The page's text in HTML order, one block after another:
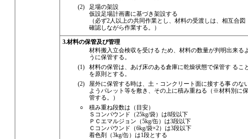
(2)
足場の架設
仮設足場計画書に基づき架設する
（必ず2人以上の共同作業とし、材料の受渡しは、相互合図
確認しながら作業する。）
3.材料の保管及び管理
材料搬入立会検収を受ける ため、材料の数量が判明出来る
うに保管する。
(1)
材料の保管は、あげ床のある倉庫に乾燥状態で保管す るこ
を原則とする。
(2)
屋外に保管する時は、土・コンクリート面に接する事 のな
ようパレット等を敷き、その上に積み重ねる（※材料別に保
管する。）
○
積み重ね段数は（目安）
Ｓコンパウンド（25kg/袋）は8段以下
ＰＣエマルジョン（5kg/缶）は3段以下
Ｃコンパウンド（6kg/袋×2）は3段以下
着色剤（3kg/缶）は1段とする